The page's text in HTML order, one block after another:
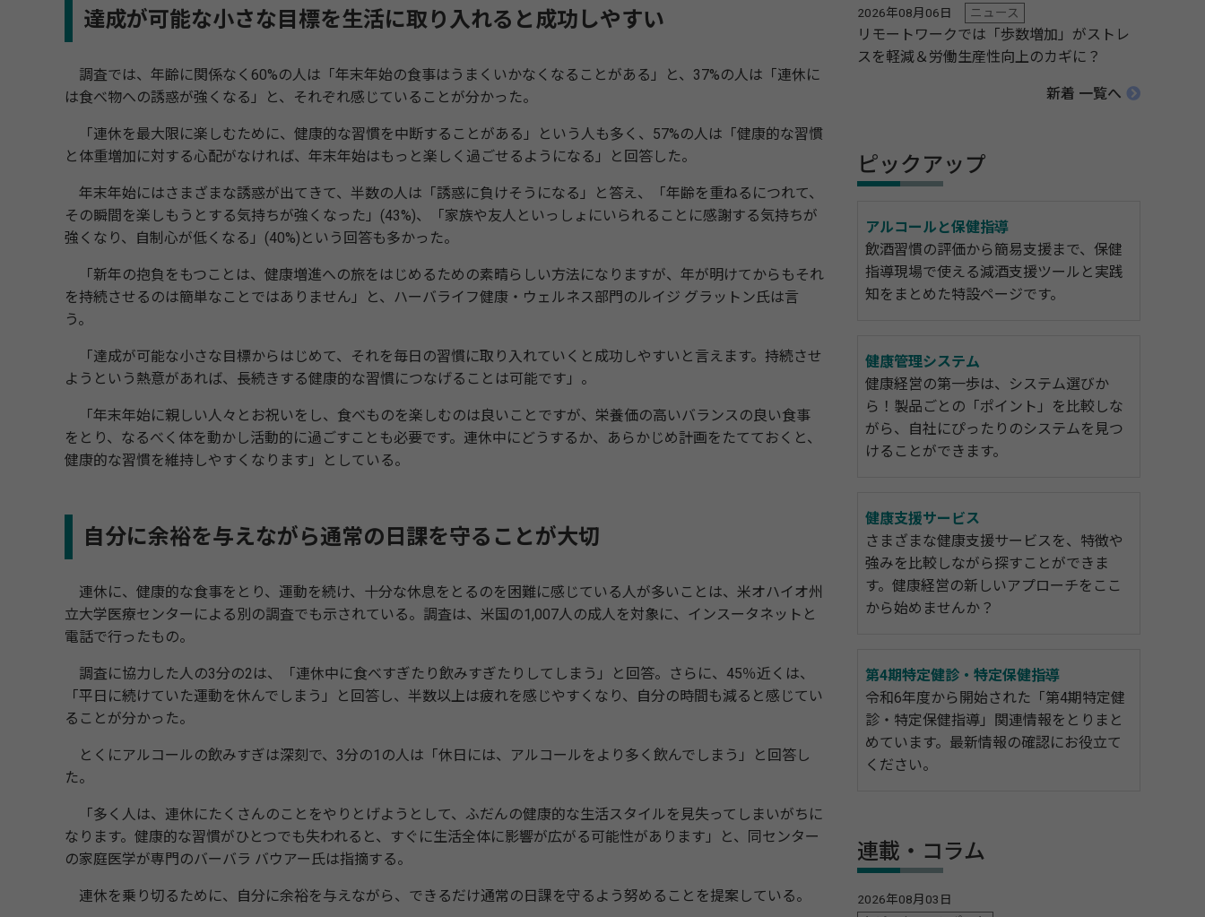
達成が可能な小さな目標を生活に取り入れると成功しやすい
調査では、年齢に関係なく60%の人は「年末年始の食事はうまくいかなくなることがある」と、37%の人は「連休に
は食べ物への誘惑が強くなる」と、それぞれ感じていることが分かった。
「連休を最大限に楽しむために、健康的な習慣を中断することがある」という人も多く、57%の人は「健康的な習慣
と体重増加に対する心配がなければ、年末年始はもっと楽しく過ごせるようになる」と回答した。
年末年始にはさまざまな誘惑が出てきて、半数の人は「誘惑に負けそうになる」と答え、「年齢を重ねるにつれて、
その瞬間を楽しもうとする気持ちが強くなった」(43%)、「家族や友人といっしょにいられることに感謝する気持ちが
強くなり、自制心が低くなる」(40%)という回答も多かった。
「新年の抱負をもつことは、健康増進への旅をはじめるための素晴らしい方法になりますが、年が明けてからもそれ
を持続させるのは簡単なことではありません」と、ハーバライフ健康・ウェルネス部門のルイジ グラットン氏は言
う。
「達成が可能な小さな目標からはじめて、それを毎日の習慣に取り入れていくと成功しやすいと言えます。持続させ
ようという熱意があれば、長続きする健康的な習慣につなげることは可能です」。
「年末年始に親しい人々とお祝いをし、食べものを楽しむのは良いことですが、栄養価の高いバランスの良い食事
をとり、なるべく体を動かし活動的に過ごすことも必要です。連休中にどうするか、あらかじめ計画をたてておくと、
健康的な習慣を維持しやすくなります」としている。
自分に余裕を与えながら通常の日課を守ることが大切
連休に、健康的な食事をとり、運動を続け、十分な休息をとるのを困難に感じている人が多いことは、米オハイオ州
立大学医療センターによる別の調査でも示されている。調査は、米国の1,007人の成人を対象に、インスータネットと
電話で行ったもの。
調査に協力した人の3分の2は、「連休中に食べすぎたり飲みすぎたりしてしまう」と回答。さらに、45％近くは、
「平日に続けていた運動を休んでしまう」と回答し、半数以上は疲れを感じやすくなり、自分の時間も減ると感じてい
ることが分かった。
とくにアルコールの飲みすぎは深刻で、3分の1の人は「休日には、アルコールをより多く飲んでしまう」と回答し
た。
「多く人は、連休にたくさんのことをやりとげようとして、ふだんの健康的な生活スタイルを見失ってしまいがちに
なります。健康的な習慣がひとつでも失われると、すぐに生活全体に影響が広がる可能性があります」と、同センター
の家庭医学が専門のバーバラ バウアー氏は指摘する。
連休を乗り切るために、自分に余裕を与えながら、できるだけ通常の日課を守るよう努めることを提案している。
2026年08月06日 ニュース
リモートワークでは「歩数増加」がストレ
スを軽減＆労働生産性向上のカギに？
新着 一覧へ
ピックアップ
アルコールと保健指導
飲酒習慣の評価から簡易支援まで、保健
指導現場で使える減酒支援ツールと実践
知をまとめた特設ページです。
健康管理システム
健康経営の第一歩は、システム選びか
ら！製品ごとの「ポイント」を比較しな
がら、自社にぴったりのシステムを見つ
けることができます。
健康支援サービス
さまざまな健康支援サービスを、特徴や
強みを比較しながら探すことができま
す。健康経営の新しいアプローチをここ
から始めませんか？
第4期特定健診・特定保健指導
令和6年度から開始された「第4期特定健
診・特定保健指導」関連情報をとりまと
めています。最新情報の確認にお役立て
ください。
連載・コラム
2026年08月03日